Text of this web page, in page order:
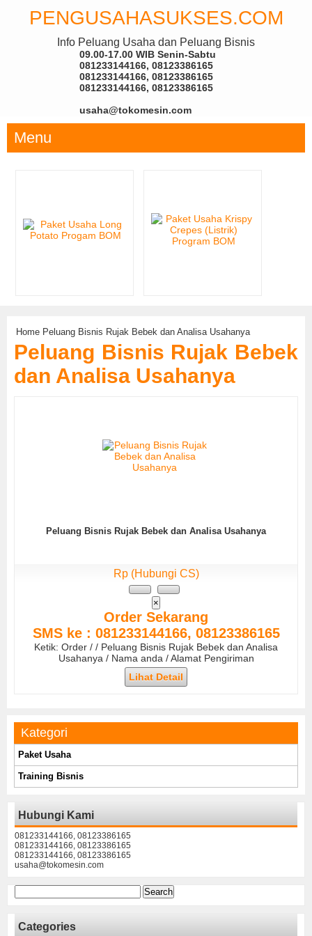
PENGUSAHASUKSES.COM
Info Peluang Usaha dan Peluang Bisnis
09.00-17.00 WIB Senin-Sabtu
081233144166, 08123386165
081233144166, 08123386165
081233144166, 08123386165
usaha@tokomesin.com
Menu
Home Peluang Bisnis Rujak Bebek dan Analisa Usahanya
Peluang Bisnis Rujak Bebek
dan Analisa Usahanya
Peluang Bisnis Rujak Bebek dan Analisa Usahanya
Rp (Hubungi CS)
×
Order Sekarang
SMS ke : 081233144166, 08123386165
Ketik: Order / / Peluang Bisnis Rujak Bebek dan Analisa
Usahanya / Nama anda / Alamat Pengiriman
Lihat Detail
Kategori
Paket Usaha
Training Bisnis
Hubungi Kami
081233144166, 08123386165
081233144166, 08123386165
081233144166, 08123386165
usaha@tokomesin.com
for:
Categories